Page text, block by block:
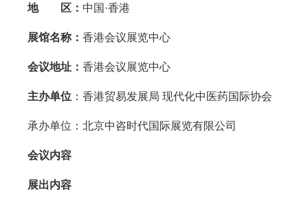
地 区： 中国·香港
展馆名称： 香港会议展览中心
会议地址： 香港会议展览中心
主办单位 ：香港贸易发展局 现代化中医药国际协会
承办单位：北京中咨时代国际展览有限公司
会议内容
展出内容